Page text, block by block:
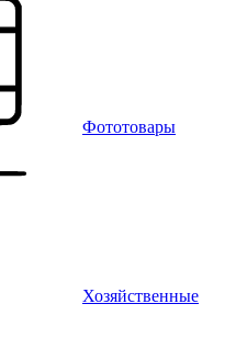
Фототовары
Хозяйственные